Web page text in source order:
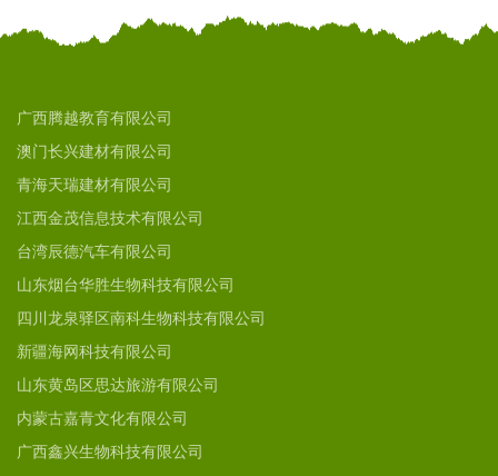
广西腾越教育有限公司
澳门长兴建材有限公司
青海天瑞建材有限公司
江西金茂信息技术有限公司
台湾辰德汽车有限公司
山东烟台华胜生物科技有限公司
四川龙泉驿区南科生物科技有限公司
新疆海网科技有限公司
山东黄岛区思达旅游有限公司
内蒙古嘉青文化有限公司
广西鑫兴生物科技有限公司